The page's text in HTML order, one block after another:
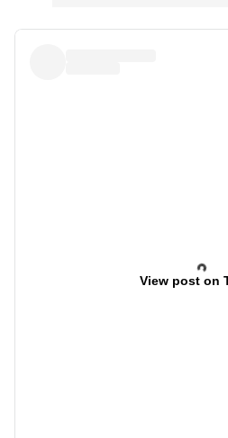
View post on